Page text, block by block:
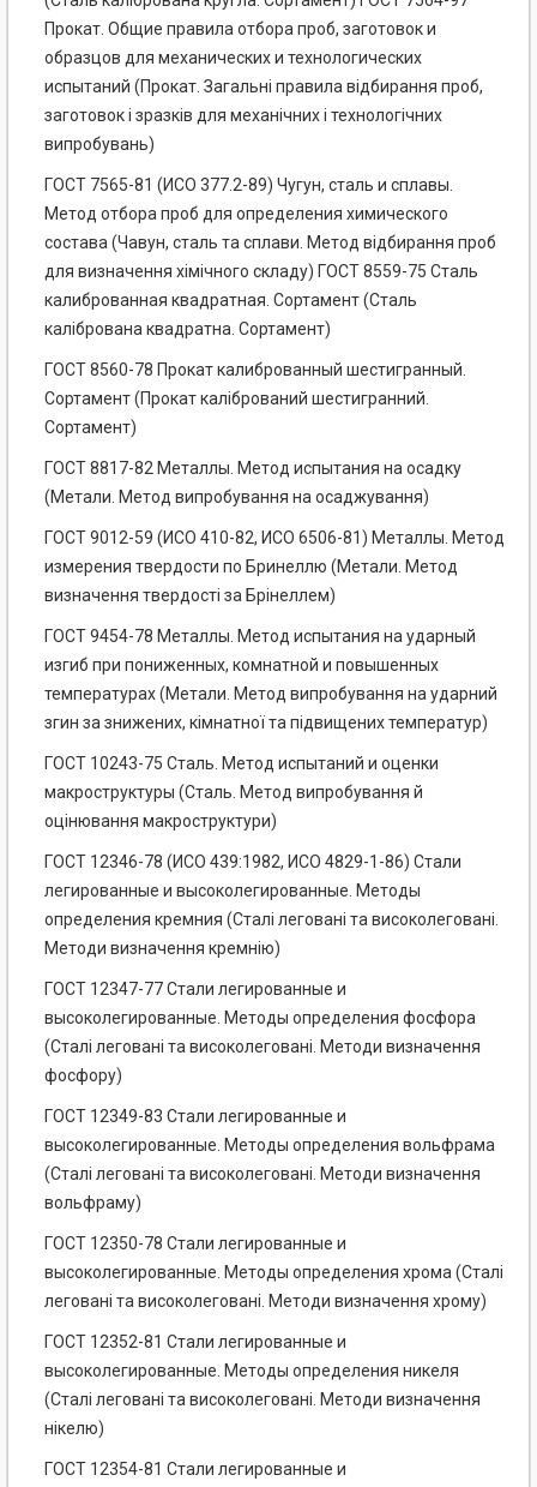
Прокат. Общие правила отбора проб, заготовок и
образцов для механических и технологических
испытаний (Прокат. Загальні правила відбирання проб,
заготовок і зразків для механічних і технологічних
випробувань)
ГОСТ 7565-81 (ИСО 377.2-89) Чугун, сталь и сплавы.
Метод отбора проб для определения химического
состава (Чавун, сталь та сплави. Метод відбирання проб
для визначення хімічного складу) ГОСТ 8559-75 Сталь
калиброванная квадратная. Сортамент (Сталь
калібрована квадратна. Сортамент)
ГОСТ 8560-78 Прокат калиброванный шестигранный.
Сортамент (Прокат калібрований шестигранний.
Сортамент)
ГОСТ 8817-82 Металлы. Метод испытания на осадку
(Метали. Метод випробування на осаджування)
ГОСТ 9012-59 (ИСО 410-82, ИСО 6506-81) Металлы. Метод
измерения твердости по Бринеллю (Метали. Метод
визначення твердості за Брінеллем)
ГОСТ 9454-78 Металлы. Метод испытания на ударный
изгиб при пониженных, комнатной и повышенных
температурах (Метали. Метод випробування на ударний
згин за знижених, кімнатної та підвищених температур)
ГОСТ 10243-75 Сталь. Метод испытаний и оценки
макроструктуры (Сталь. Метод випробування й
оцінювання макроструктури)
ГОСТ 12346-78 (ИСО 439:1982, ИСО 4829-1-86) Стали
легированные и высоколегированные. Методы
определения кремния (Сталі леговані та високолеговані.
Методи визначення кремнію)
ГОСТ 12347-77 Стали легированные и
высоколегированные. Методы определения фосфора
(Сталі леговані та високолеговані. Методи визначення
фосфору)
ГОСТ 12349-83 Стали легированные и
высоколегированные. Методы определения вольфрама
(Сталі леговані та високолеговані. Методи визначення
вольфраму)
ГОСТ 12350-78 Стали легированные и
высоколегированные. Методы определения хрома (Сталі
леговані та високолеговані. Методи визначення хрому)
ГОСТ 12352-81 Стали легированные и
высоколегированные. Методы определения никеля
(Сталі леговані та високолеговані. Методи визначення
нікелю)
ГОСТ 12354-81 Стали легированные и